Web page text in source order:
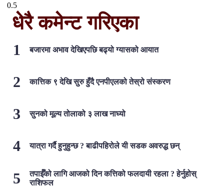
धेरै कमेन्ट गरिएका
बजारमा अभाव देखिएपछि बढ्यो ग्यासको आयात
कात्तिक ९ देखि सुरु हुँदै एनपीएलको तेस्रो संस्करण
सुनको मूल्य तोलाको ३ लाख नाघ्यो
यात्रा गर्दै हुनुहुन्छ ? बाढीपहिरोले यी सडक अवरुद्ध छन्
तपाईँको लागि आजको दिन कत्तिको फलदायी रहला ? हेर्नुहोस्
राशिफल